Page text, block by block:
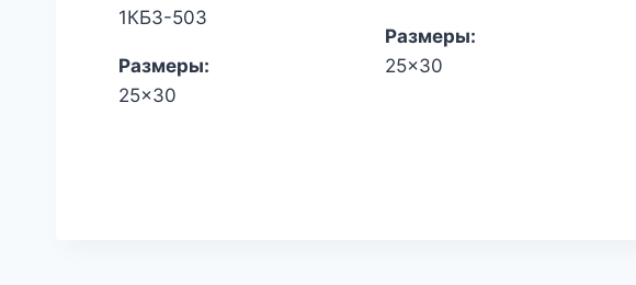
1КБЗ-503
Размеры:
25x30
Размеры:
25x30